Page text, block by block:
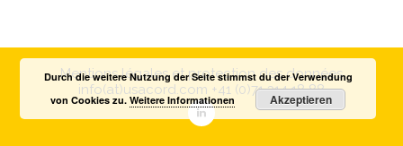
Mentions légales et protection des données
info(at)usacord.com +41 (0)71 314 18 88
Durch die weitere Nutzung der Seite stimmst du der Verwendung
von Cookies zu.Weitere Informationen Akzeptieren